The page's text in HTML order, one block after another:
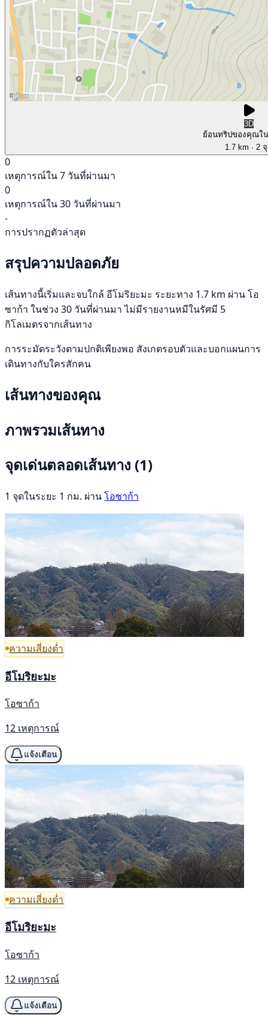
3D
ย้อนทริปของคุณใ
1.7 km · 2
0
เหตุการณ์ใน 7 วันที่ผ่านมา
0
เหตุการณ์ใน 30 วันที่ผ่านมา
-
การปรากฏตัวล่าสุด
สรุปความปลอดภัย
เส้นทางนี้เริ่มและจบใกล้ อีโมริยะมะ ระยะทาง 1.7 km ผ่าน โอ
ซาก้า ในช่วง 30 วันที่ผ่านมา ไม่มีรายงานหมีในรัศมี 5
กิโลเมตรจากเส้นทาง
การระมัดระวังตามปกติเพียงพอ สังเกตรอบตัวและบอกแผนการ
เดินทางกับใครสักคน
เส้นทางของคุณ
ภาพรวมเส้นทาง
จุดเด่นตลอดเส้นทาง (1)
1 จุดในระยะ 1 กม. ผ่านโอซาก้า
ความเสี่ยงต่ำ
อีโมริยะมะ
โอซาก้า
12 เหตุการณ์
แจ้งเตือน
ความเสี่ยงต่ำ
อีโมริยะมะ
โอซาก้า
12 เหตุการณ์
แจ้งเตือน